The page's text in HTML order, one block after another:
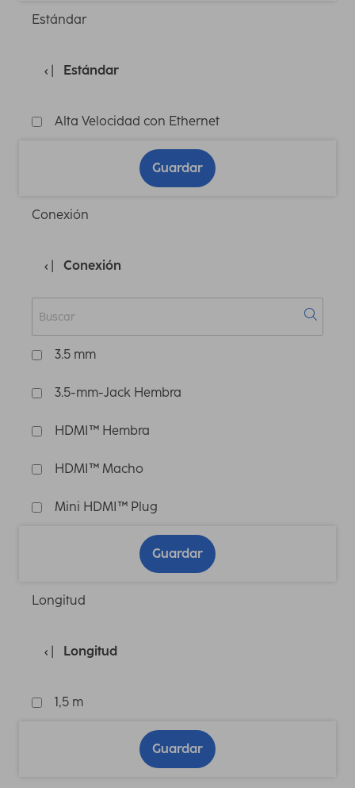
Estándar
Estándar
Alta Velocidad con Ethernet
Guardar
Conexión
Conexión
3.5 mm
3.5-mm-Jack Hembra
HDMI™ Hembra
HDMI™ Macho
Mini HDMI™ Plug
Guardar
Longitud
Longitud
1,5 m
Guardar